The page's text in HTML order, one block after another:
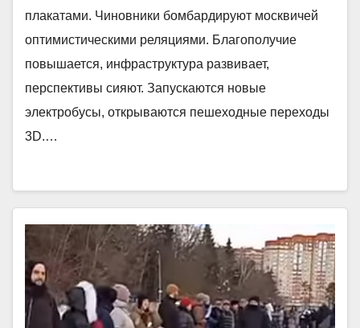
плакатами. Чиновники бомбардируют москвичей
оптимистическими реляциями. Благополучие
повышается, инфраструктура развивает,
перспективы сияют. Запускаются новые
электробусы, открываются пешеходные переходы
3D.…